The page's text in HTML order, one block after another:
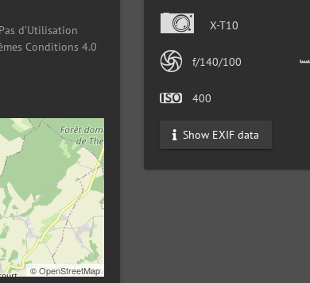
d’Utilisation
Conditions 4.0
©OpenStreetMap
X-T10
f/140/100
400
Show EXIF data